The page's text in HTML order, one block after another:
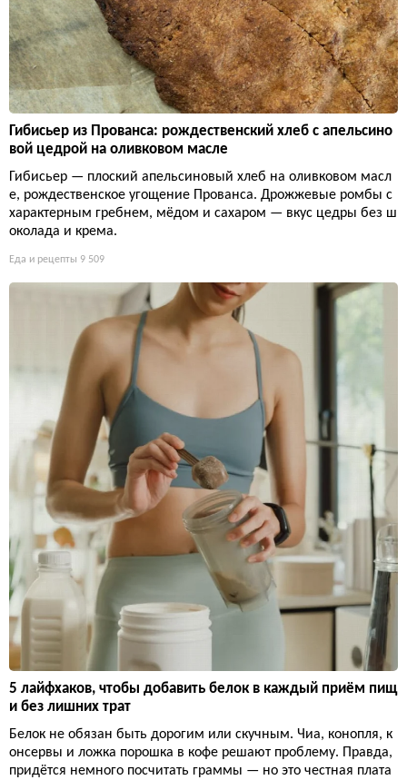
Гибисьер из Прованса: рождественский хлеб с апельсино
вой цедрой на оливковом масле
Гибисьер — плоский апельсиновый хлеб на оливковом масл
е, рождественское угощение Прованса. Дрожжевые ромбы с
характерным гребнем, мёдом и сахаром — вкус цедры без ш
околада и крема.
Еда и рецепты 9 509
5 лайфхаков, чтобы добавить белок в каждый приём пищ
и без лишних трат
Белок не обязан быть дорогим или скучным. Чиа, конопля, к
онсервы и ложка порошка в кофе решают проблему. Правда,
придётся немного посчитать граммы — но это честная плата